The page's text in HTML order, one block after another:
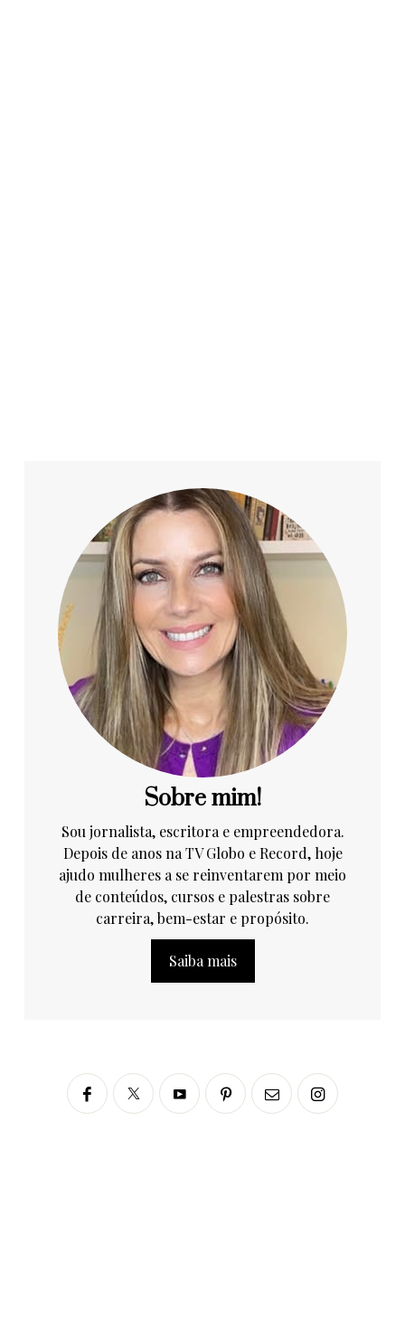
Sobre mim!
Sou jornalista, escritora e empreendedora.
Depois de anos na TV Globo e Record, hoje
ajudo mulheres a se reinventarem por meio
de conteúdos, cursos e palestras sobre
carreira, bem-estar e propósito.
Saiba mais